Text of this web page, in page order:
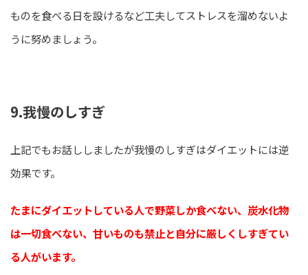
ものを食べる日を設けるなど工夫してストレスを溜めないよ
うに努めましょう。
9.我慢のしすぎ
上記でもお話ししましたが我慢のしすぎはダイエットには逆
効果です。
たまにダイエットしている人で野菜しか食べない、炭水化物
は一切食べない、甘いものも禁止と自分に厳しくしすぎてい
る人がいます。